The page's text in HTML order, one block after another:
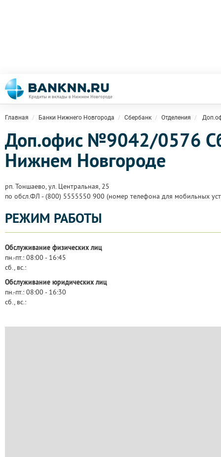
Главная Банки Нижнего Новгорода Сбербанк Отделения
Доп.офис №9042/0576
Нижнем Новгороде
рп. Тоншаево, ул. Центральная, 25
по обсл.ФЛ - (800) 5555550 900 (номер телефона для мобильных
РЕЖИМ РАБОТЫ
Обслуживание физических лиц
пн.-пт.: 08:00 - 16:45
сб., вс.:
Обслуживание юридических лиц
пн.-пт.: 08:00 - 16:30
сб., вс.: